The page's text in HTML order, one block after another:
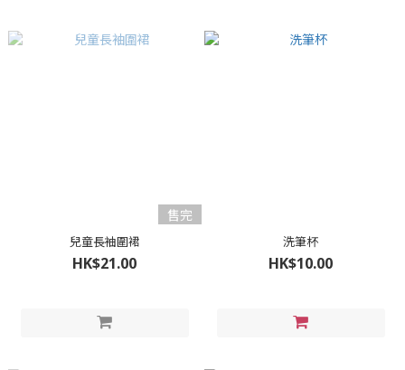
售完
兒童長袖圍裙
HK$21.00
洗筆杯
HK$10.00